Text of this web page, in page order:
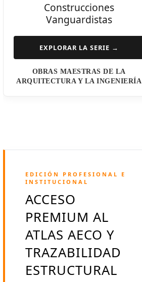
Steven Holl
Henry N. Cobb
I.M. Pei
Luis Barragán
Richard Meier
Aldo Rossi
Toyo Ito
Jacques Herzog
Rem Koolhaas
Zaha Hadid
Construcciones
Vanguardistas
EXPLORAR LA SERIE →
OBRAS MAESTRAS DE LA
ARQUITECTURA Y LA INGENIERÍA
EDICIÓN PROFESIONAL E
INSTITUCIONAL
ACCESO
PREMIUM AL
ATLAS AECO Y
TRAZABILIDAD
ESTRUCTURAL